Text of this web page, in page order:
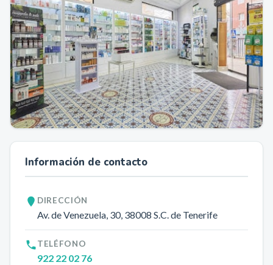
Información de contacto
DIRECCIÓN
Av. de Venezuela, 30, 38008 S.C. de Tenerife
TELÉFONO
922 22 02 76